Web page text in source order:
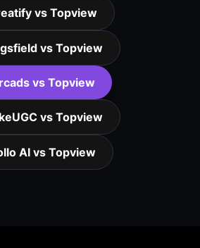
vs Topview
vs Topview
vs Topview
vs Topview
AI vs Topview